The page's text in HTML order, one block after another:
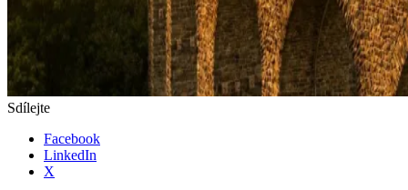
Sdílejte
Facebook
LinkedIn
X